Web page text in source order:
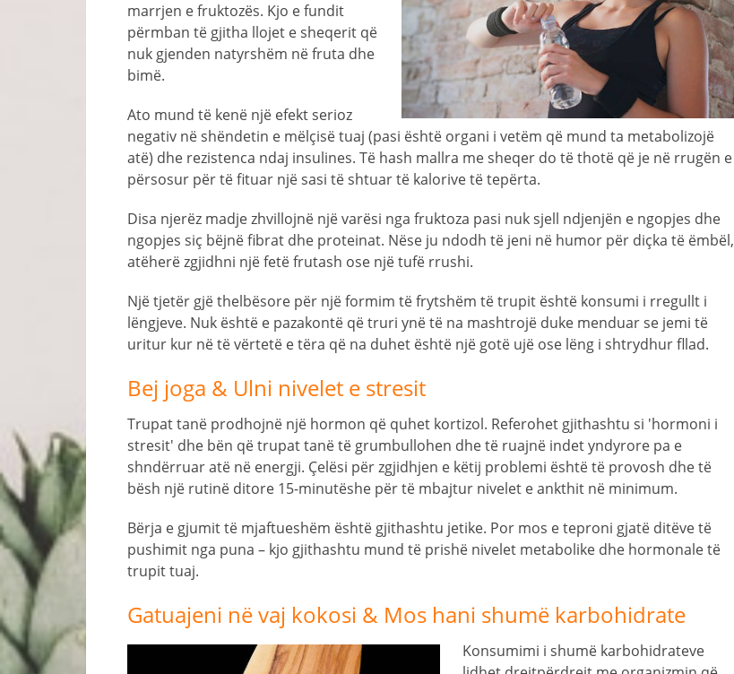
marrjen e fruktozës. Kjo e fundit
përmban të gjitha llojet e sheqerit që
nuk gjenden natyrshëm në fruta dhe
bimë.
Ato mund të kenë një efekt serioz
negativ në shëndetin e mëlçisë tuaj (pasi është organi i vetëm që mund ta metabolizojë
atë) dhe rezistenca ndaj insulines. Të hash mallra me sheqer do të thotë që je në rrugën e
përsosur për të fituar një sasi të shtuar të kalorive të tepërta.
Disa njerëz madje zhvillojnë një varësi nga fruktoza pasi nuk sjell ndjenjën e ngopjes dhe
ngopjes siç bëjnë fibrat dhe proteinat. Nëse ju ndodh të jeni në humor për diçka të ëmbël,
atëherë zgjidhni një fetë frutash ose një tufë rrushi.
Një tjetër gjë thelbësore për një formim të frytshëm të trupit është konsumi i rregullt i
lëngjeve. Nuk është e pazakontë që truri ynë të na mashtrojë duke menduar se jemi të
uritur kur në të vërtetë e tëra që na duhet është një gotë ujë ose lëng i shtrydhur fllad.
Bej joga & Ulni nivelet e stresit
Trupat tanë prodhojnë një hormon që quhet kortizol. Referohet gjithashtu si 'hormoni i
stresit' dhe bën që trupat tanë të grumbullohen dhe të ruajnë indet yndyrore pa e
shndërruar atë në energji. Çelësi për zgjidhjen e këtij problemi është të provosh dhe të
bësh një rutinë ditore 15-minutëshe për të mbajtur nivelet e ankthit në minimum.
Bërja e gjumit të mjaftueshëm është gjithashtu jetike. Por mos e teproni gjatë ditëve të
pushimit nga puna – kjo gjithashtu mund të prishë nivelet metabolike dhe hormonale të
trupit tuaj.
Gatuajeni në vaj kokosi & Mos hani shumë karbohidrate
Konsumimi i shumë karbohidrateve